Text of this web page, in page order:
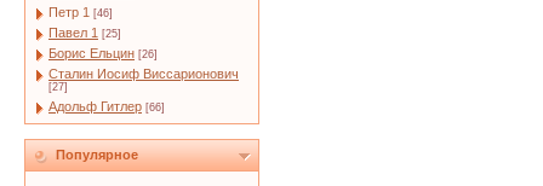
Петр 1 [46]
Павел 1 [25]
Борис Ельцин [26]
Сталин Иосиф Виссарионович
[27]
Адольф Гитлер [66]
Популярное